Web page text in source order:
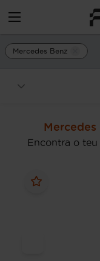
Mercedes Benz
Mercedes
Encontra o teu